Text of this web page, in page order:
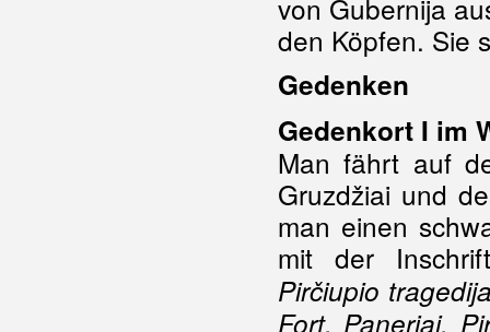
von Gubernija
den Köpfen. Sie
Gedenken
Gedenkort I im
Man fährt auf
Gruzdžiai und
man einen
mit der
Pirčiupio
Fort, Paneriai,